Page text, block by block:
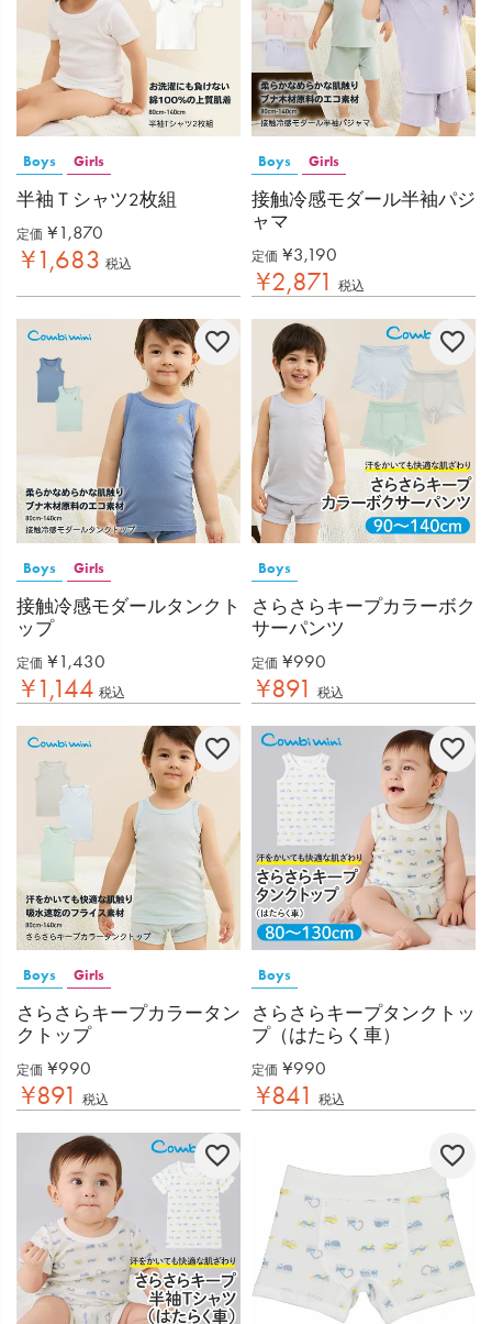
Boys Girls
半袖Ｔシャツ2枚組
定価 ¥ 1,870
¥1,683 税込
Boys Girls
接触冷感モダール半袖パジ
ャマ
定価 ¥3,190
¥2,871 税込
Boys Girls
接触冷感モダールタンクト
ップ
定価 ¥ 1,430
¥1,144 税込
Boys
さらさらキープカラーボク
サーパンツ
定価 ¥990
¥891 税込
Boys Girls
さらさらキープカラータン
クトップ
定価 ¥990
¥891 税込
Boys
さらさらキープタンクトッ
プ（はたらく車）
定価 ¥990
¥841 税込